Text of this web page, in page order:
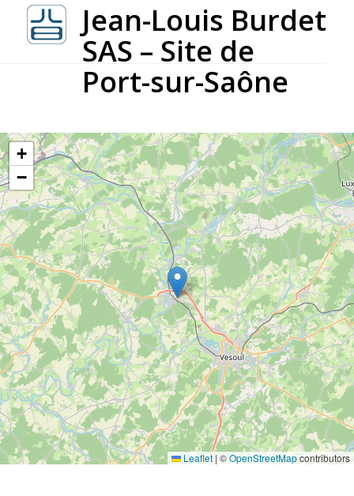
Jean-Louis Burdet
SAS – Site de
Port-sur-Saône
+
−
Leaflet | ©OpenStreetMapcontributors